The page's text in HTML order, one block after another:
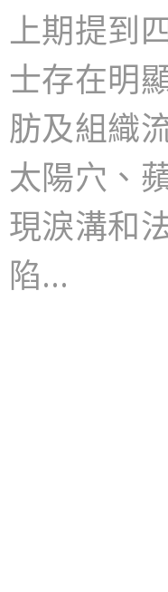
上期提到
士存在明
肪及組織
太陽穴、
現淚溝和
陷…